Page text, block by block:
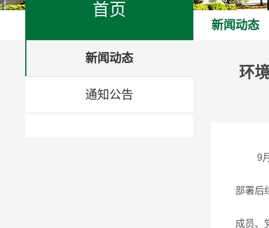
首页
新闻动态
通知公告
新闻动态
环
9
部署后
成员、